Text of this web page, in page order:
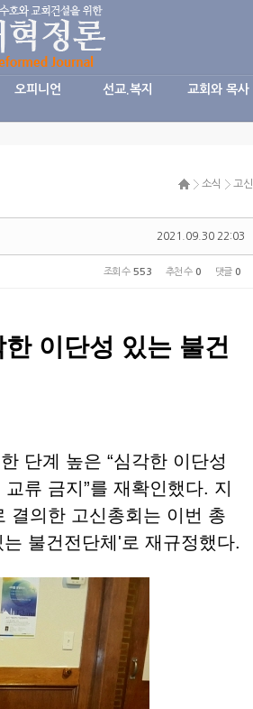
오피니언 선교.복지 교회와 목사
소식 고신
2021.09.30 22:03
조회 수 553 추천 수 0 댓글 0
이단성 있는 불건
단계 높은 “심각한 이단성
류 금지”를 재확인했다. 지
결의한 고신총회는 이번 총
불건전단체'로 재규정했다.